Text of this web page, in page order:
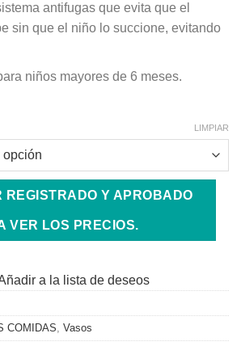
antifugas que evita que el
sin que el niño lo succione, evitando
niños mayores de 6 meses.
LIMPIAR
REGISTRADO Y APROBADO
VER LOS PRECIOS.
a la lista de deseos
COMIDAS, Vasos